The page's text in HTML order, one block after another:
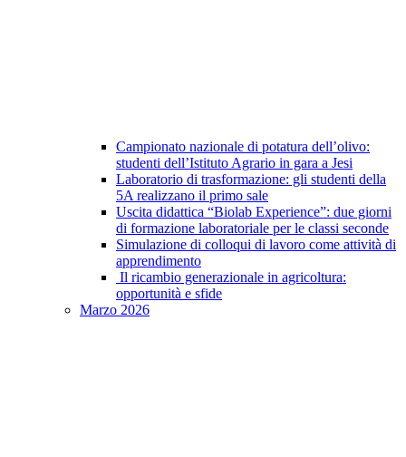
Campionato nazionale di potatura dell’olivo:
studenti dell’Istituto Agrario in gara a Jesi
Laboratorio di trasformazione: gli studenti della
5A realizzano il primo sale
Uscita didattica “Biolab Experience”: due giorni
di formazione laboratoriale per le classi seconde
Simulazione di colloqui di lavoro come attività di
apprendimento
Il ricambio generazionale in agricoltura:
opportunità e sfide
Marzo 2026